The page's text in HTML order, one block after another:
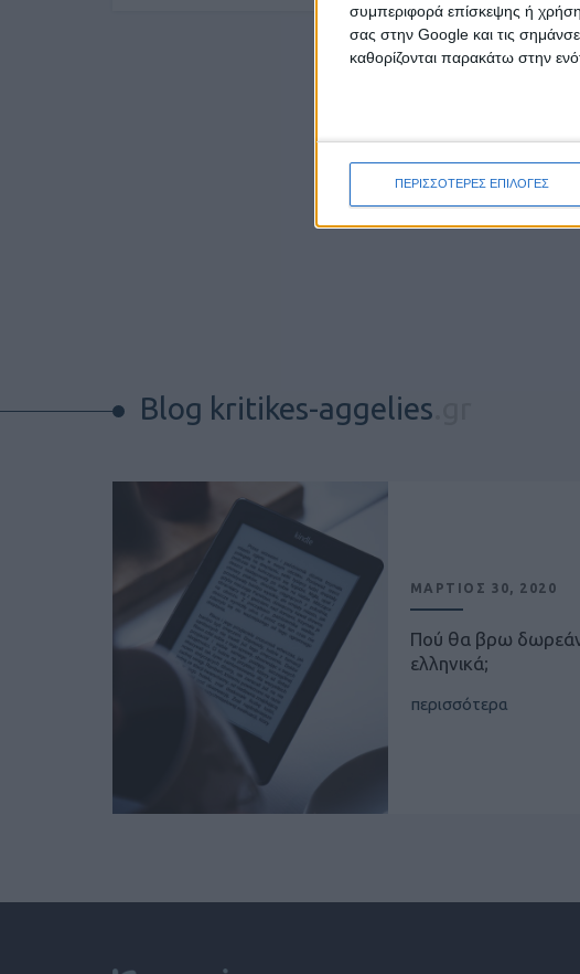
συμπεριφορά επίσκεψης ή
σας στην Google και τις
καθορίζονται παρακάτω στην
ΠΕΡΙΣΣΟΤΕΡΕΣ ΕΠΙΛΟΓΕΣ
Blog kritikes-aggelies
ΜΑΡΤΙΟΣ 30, 2020
Πού θα βρω
ελληνικά;
περισσότερα